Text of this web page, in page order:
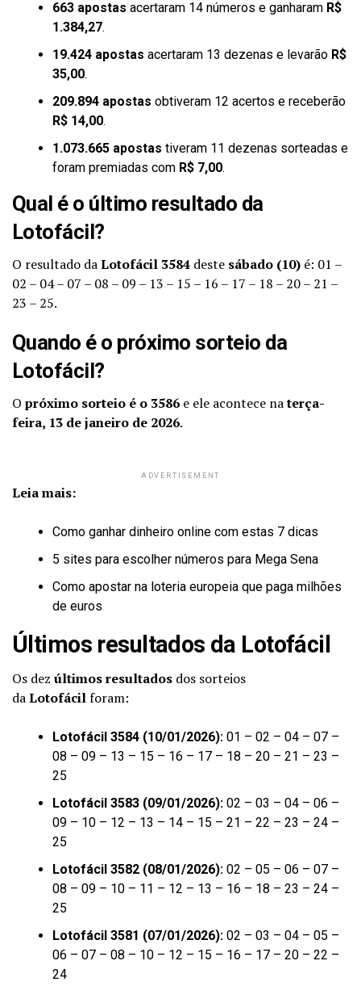
663 apostas acertaram 14 números e ganharam R$
1.384,27.
19.424 apostas acertaram 13 dezenas e levarão R$
35,00.
209.894 apostas obtiveram 12 acertos e receberão
R$ 14,00.
1.073.665 apostas tiveram 11 dezenas sorteadas e
foram premiadas com R$ 7,00.
Qual é o último resultado da
Lotofácil?
O resultado daLotofácil 3584 deste sábado (10) é: 01 –
02 – 04 – 07 – 08 – 09 – 13 – 15 – 16 – 17 – 18 – 20 – 21 –
23 – 25.
Quando é o próximo sorteio da
Lotofácil?
O próximo sorteio é o 3586 e ele acontece naterça-
feira, 13 de janeiro de 2026.
ADVERTISEMENT
Leia mais:
Como ganhar dinheiro online com estas 7 dicas
5 sites para escolher números para Mega Sena
Como apostar na loteria europeia que paga milhões
de euros
Últimos resultados da Lotofácil
Os dez últimos resultados dos sorteios
daLotofácilforam:
Lotofácil 3584 (10/01/2026): 01 – 02 – 04 – 07 –
08 – 09 – 13 – 15 – 16 – 17 – 18 – 20 – 21 – 23 –
25
Lotofácil 3583 (09/01/2026): 02 – 03 – 04 – 06 –
09 – 10 – 12 – 13 – 14 – 15 – 21 – 22 – 23 – 24 –
25
Lotofácil 3582 (08/01/2026): 02 – 05 – 06 – 07 –
08 – 09 – 10 – 11 – 12 – 13 – 16 – 18 – 23 – 24 –
25
Lotofácil 3581 (07/01/2026): 02 – 03 – 04 – 05 –
06 – 07 – 08 – 10 – 12 – 15 – 16 – 17 – 20 – 22 –
24